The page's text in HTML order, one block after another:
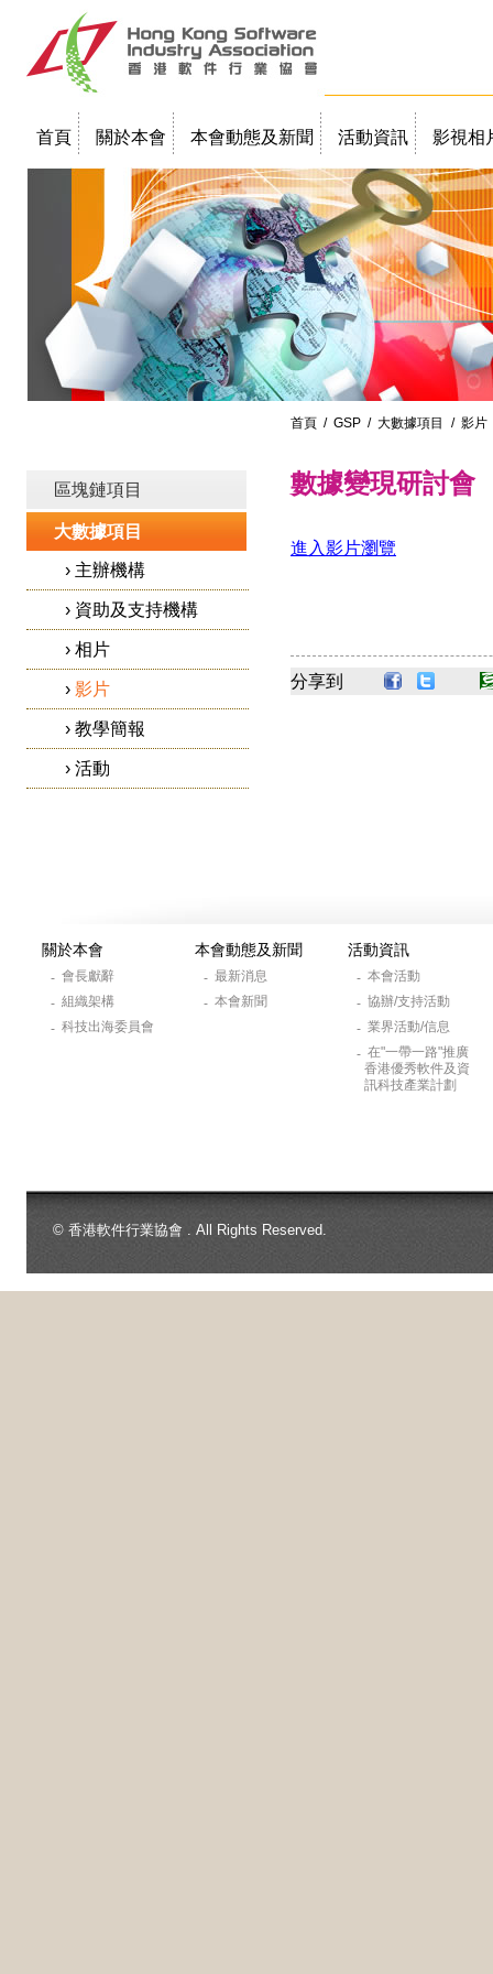
首頁 關於本會 本會動態及新聞 活動資訊 影視相
教學簡報
首頁 / GSP / 大數據項目 / 影片
區塊鏈項目
大數據項目
› 主辦機構
› 資助及支持機構
› 相片
› 影片
› 教學簡報
› 活動
數據變現研討會
進入影片瀏覽
分享到
關於本會
- 會長獻辭
- 組織架構
- 科技出海委員會
本會動態及新聞
- 最新消息
- 本會新聞
活動資訊
- 本會活動
- 協辦/支持活動
- 業界活動/信息
- 在"一帶一路"推廣
香港優秀軟件及資
訊科技產業計劃
© 香港軟件行業協會 . All Rights Reserved.